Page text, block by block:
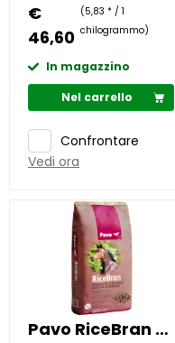
€
46,60
(5,83 * / 1
chilogrammo)
In magazzino
Nel carrello
Confrontare
Vedi ora
Pavo RiceBran 20 kg